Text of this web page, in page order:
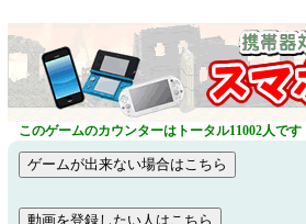
このゲームのカウンターはトータル11002人です